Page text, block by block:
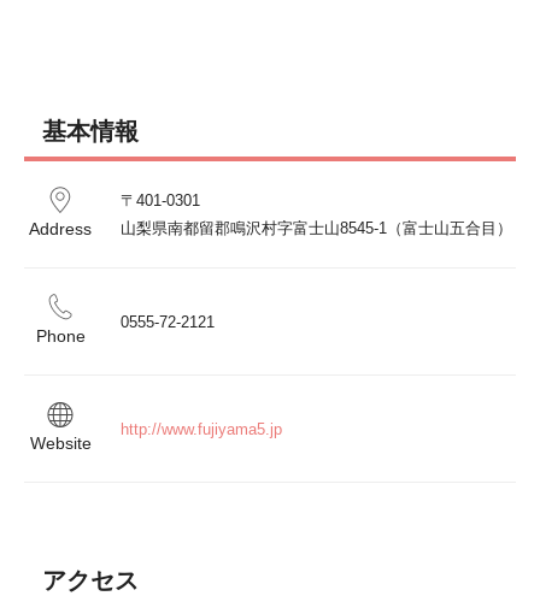
基本情報
Address
〒401-0301
山梨県南都留郡鳴沢村字富士山8545-1（富士山五合目）
Phone
0555-72-2121
Website
http://www.fujiyama5.jp
アクセス